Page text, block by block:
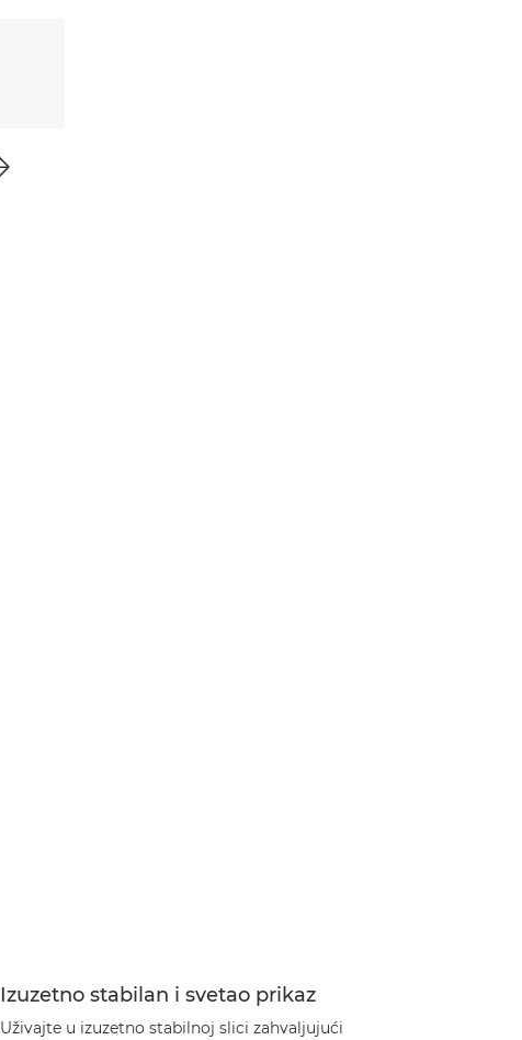
Izuzetno stabilan i svetao prikaz
Uživajte u izuzetno stabilnoj slici zahvaljujući